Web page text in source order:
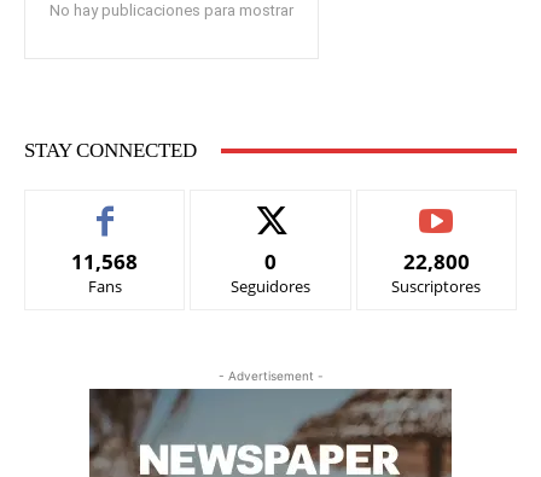
No hay publicaciones para mostrar
STAY CONNECTED
11,568
Fans
0
Seguidores
22,800
Suscriptores
- Advertisement -